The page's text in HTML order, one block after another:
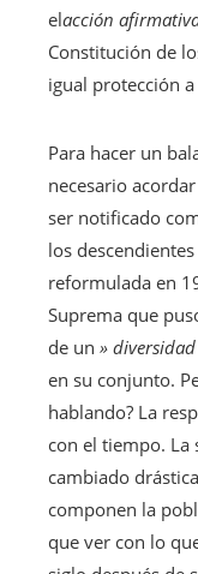
elacción
Constitución de
igual protección
Para hacer un
necesario
ser notificado
los
reformulada en
Suprema que
de un »
en su conjunto.
hablando? La
con el tiempo. La
cambiado
componen la
que ver con lo